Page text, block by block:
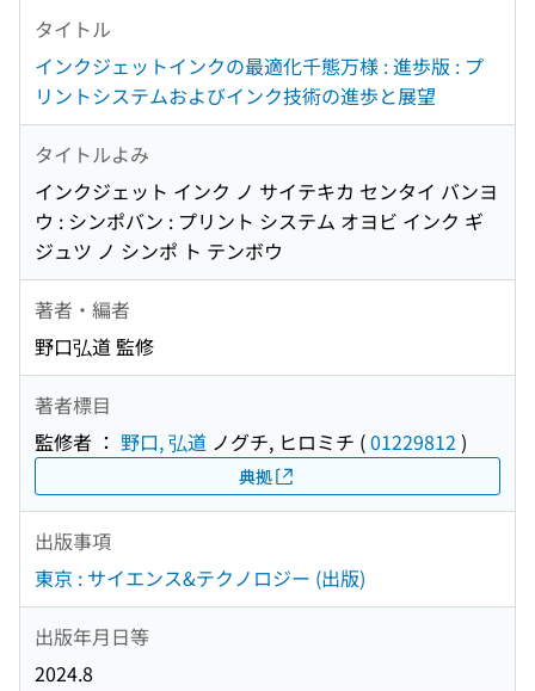
タイトル
インクジェットインクの最適化千態万様 : 進歩版 : プ
リントシステムおよびインク技術の進歩と展望
タイトルよみ
インクジェット インク ノ サイテキカ センタイ バンヨ
ウ : シンポバン : プリント システム オヨビ インク ギ
ジュツ ノ シンポ ト テンボウ
著者・編者
野口弘道 監修
著者標目
監修者 ： 野口, 弘道 ノグチ, ヒロミチ (01229812 )
典拠
出版事項
東京 : サイエンス&テクノロジー (出版)
出版年月日等
2024.8